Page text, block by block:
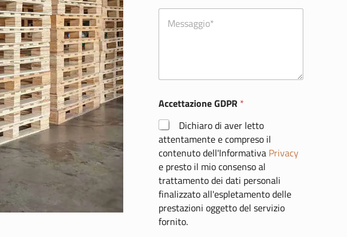
C
t
o
e
s
s
a
g
g
i
o
Accettazione GDPR *
Dichiaro di aver letto
attentamente e compreso il
contenuto dell'Informativa Privacy
e presto il mio consenso al
trattamento dei dati personali
finalizzato all'espletamento delle
prestazioni oggetto del servizio
fornito.